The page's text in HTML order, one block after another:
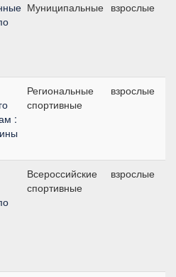
Муниципальные взрослые
:
Региональные
спортивные
взрослые
Всероссийские
спортивные
взрослые